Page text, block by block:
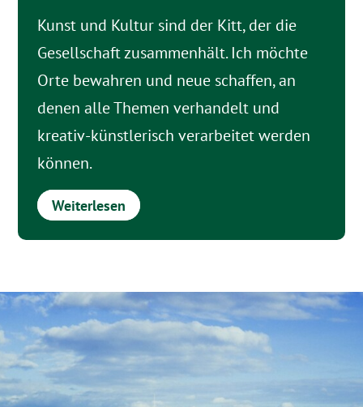
Kunst und Kultur sind der Kitt, der die
Gesellschaft zusammenhält. Ich möchte
Orte bewahren und neue schaffen, an
denen alle Themen verhandelt und
kreativ-künstlerisch verarbeitet werden
können.
Weiterlesen